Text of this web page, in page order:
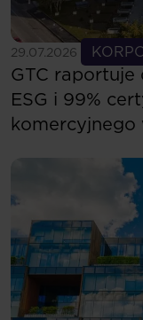
29.07.2026
Zobacz więcej
GTC raportuje
ESG i 99%
komercyjnego